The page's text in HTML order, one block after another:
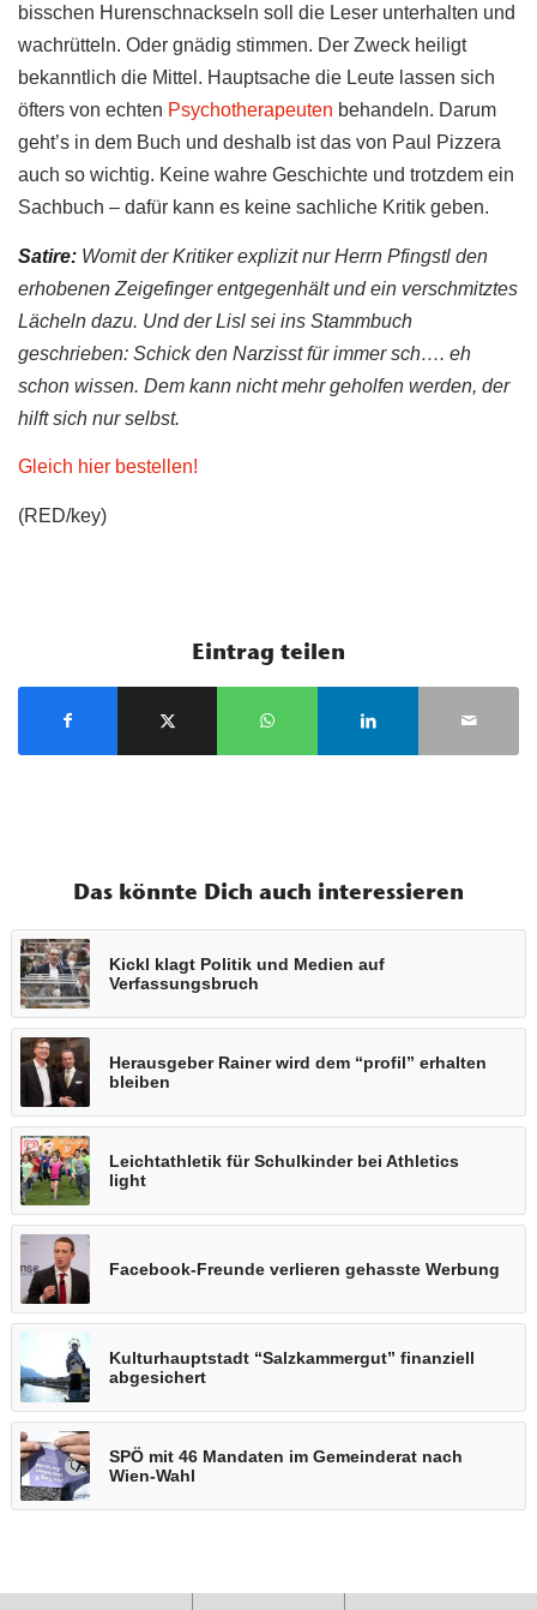
bisschen Hurenschnackseln soll die Leser unterhalten und
wachrütteln. Oder gnädig stimmen. Der Zweck heiligt
bekanntlich die Mittel. Hauptsache die Leute lassen sich
öfters von echten Psychotherapeuten behandeln. Darum
geht’s in dem Buch und deshalb ist das von Paul Pizzera
auch so wichtig. Keine wahre Geschichte und trotzdem ein
Sachbuch – dafür kann es keine sachliche Kritik geben.
Satire: Womit der Kritiker explizit nur Herrn Pfingstl den
erhobenen Zeigefinger entgegenhält und ein verschmitztes
Lächeln dazu. Und der Lisl sei ins Stammbuch
geschrieben: Schick den Narzisst für immer sch…. eh
schon wissen. Dem kann nicht mehr geholfen werden, der
hilft sich nur selbst.
Gleich hier bestellen!
(RED/key)
Eintrag teilen
Das könnte Dich auch interessieren
Kickl klagt Politik und Medien auf
Verfassungsbruch
Herausgeber Rainer wird dem “profil” erhalten
bleiben
Leichtathletik für Schulkinder bei Athletics
light
Facebook-Freunde verlieren gehasste Werbung
Kulturhauptstadt “Salzkammergut” finanziell
abgesichert
SPÖ mit 46 Mandaten im Gemeinderat nach
Wien-Wahl